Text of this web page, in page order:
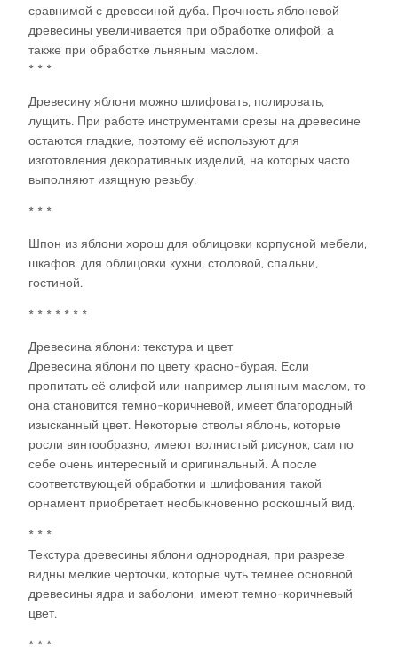
сравнимой с древесиной дуба. Прочность яблоневой
древесины увеличивается при обработке олифой, а
также при обработке льняным маслом.
* * *
Древесину яблони можно шлифовать, полировать,
лущить. При работе инструментами срезы на древесине
остаются гладкие, поэтому её используют для
изготовления декоративных изделий, на которых часто
выполняют изящную резьбу.
* * *
Шпон из яблони хорош для облицовки корпусной мебели,
шкафов, для облицовки кухни, столовой, спальни,
гостиной.
* * * * * * *
Древесина яблони: текстура и цвет
Древесина яблони по цвету красно-бурая. Если
пропитать её олифой или например льняным маслом, то
она становится темно-коричневой, имеет благородный
изысканный цвет. Некоторые стволы яблонь, которые
росли винтообразно, имеют волнистый рисунок, сам по
себе очень интересный и оригинальный. А после
соответствующей обработки и шлифования такой
орнамент приобретает необыкновенно роскошный вид.
* * *
Текстура древесины яблони однородная, при разрезе
видны мелкие черточки, которые чуть темнее основной
древесины ядра и заболони, имеют темно-коричневый
цвет.
* * *